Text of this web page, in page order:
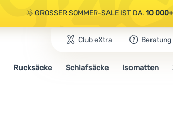
🌞 GROSSER SOMMER-SALE IST DA. 10 000+
🤫 - 10 % AUF AUSGEWÄHLTE CAMPING- &
🌞 GROSSER SOMMER-SALE IST DA.10 000+
Club eXtra Beratung
Rucksäcke Schlafsäcke Isomatten